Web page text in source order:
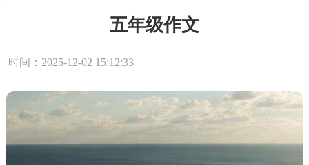
五年级作文
时间：2025-12-02 15:12:33